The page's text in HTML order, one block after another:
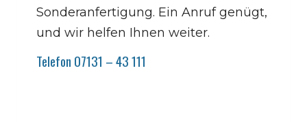
Sonderanfertigung. Ein Anruf genügt,
und wir helfen Ihnen weiter.
Telefon 07131 – 43 111